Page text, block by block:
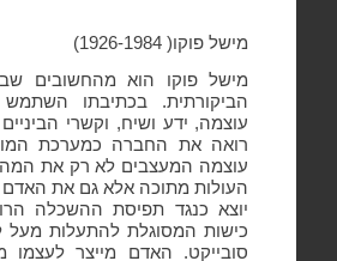
מישל פוקו( 1926-1984)
מישל פוקו הוא מהחשובים
הביקורתית. בכתיבתו
עוצמה, ידע ושיח, וקשרי
רואה את החברה כמערכת
עוצמה המעצבים לא רק את
העולות מתוכה אלא גם את האדם
יוצא כנגד תפיסת ההשכלה
כישות המסוגלת להתעלות מעל
סובייקט. האדם מייצר לעצמו